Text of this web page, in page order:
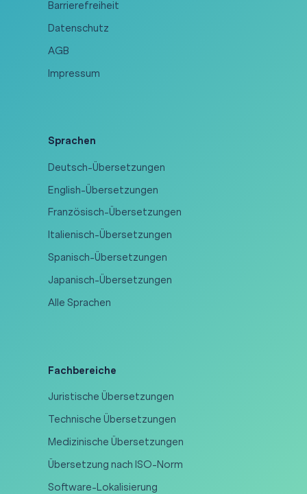
Barrierefreiheit
Datenschutz
AGB
Impressum
Sprachen
Deutsch-Übersetzungen
English-Übersetzungen
Französisch-Übersetzungen
Italienisch-Übersetzungen
Spanisch-Übersetzungen
Japanisch-Übersetzungen
Alle Sprachen
Fachbereiche
Juristische Übersetzungen
Technische Übersetzungen
Medizinische Übersetzungen
Übersetzung nach ISO-Norm
Software-Lokalisierung